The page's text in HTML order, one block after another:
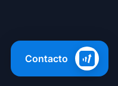
Contacto